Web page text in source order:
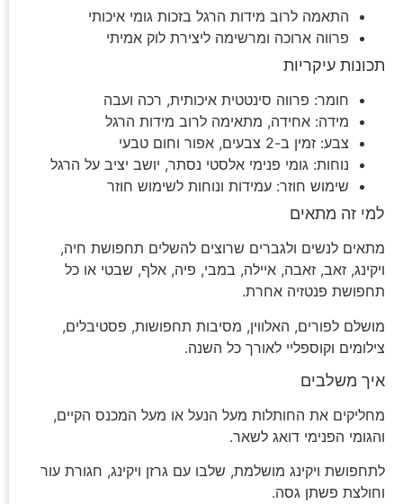
התאמה לרוב מידות הרגל בזכות גומי איכותי
פרווה ארוכה ומרשימה ליצירת לוק אמיתי
תכונות עיקריות
חומר: פרווה סינטטית איכותית, רכה ועבה
מידה: אחידה, מתאימה לרוב מידות הרגל
צבע: זמין ב-2 צבעים, אפור וחום טבעי
נוחות: גומי פנימי אלסטי נסתר, יושב יציב על הרגל
שימוש חוזר: עמידות ונוחות לשימוש חוזר
למי זה מתאים
מתאים לנשים ולגברים שרוצים להשלים תחפושת חיה,
ויקינג, זאב, זאבה, איילה, במבי, פיה, אלף, שבטי או כל
תחפושת פנטזיה אחרת.
מושלם לפורים, האלווין, מסיבות תחפושות, פסטיבלים,
צילומים וקוספליי לאורך כל השנה.
איך משלבים
מחליקים את החותלות מעל הנעל או מעל המכנס הקיים,
והגומי הפנימי דואג לשאר.
לתחפושת ויקינג מושלמת, שלבו עם גרזן ויקינג, חגורת עור
וחולצת פשתן גסה.